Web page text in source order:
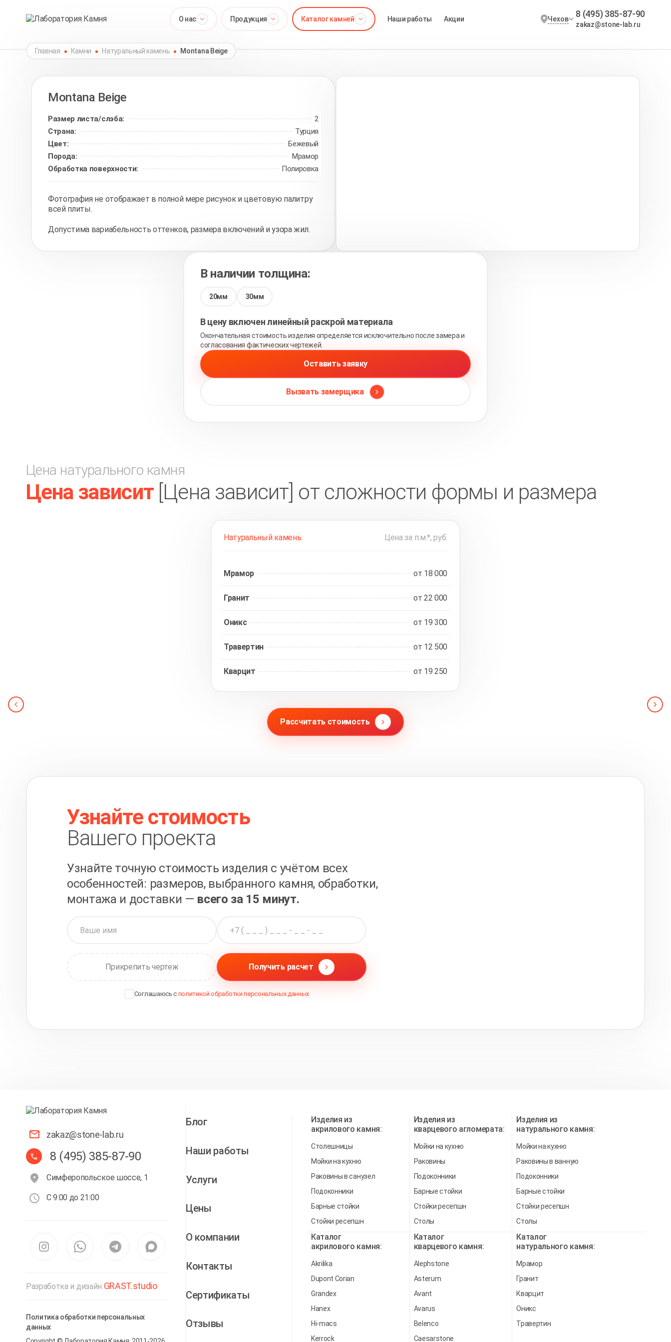
О нас Продукция Каталог камней Наши работы Акции Чехов 8 (495) 385-87-90
zakaz@stone-lab.ru
Главная Камни Натуральный камень Montana Beige
Montana Beige
Размер листа/слэба:
2
Страна:
Турция
Цвет:
Бежевый
Порода:
Мрамор
Обработка поверхности:
Полировка
Фотография не отображает в полной мере рисунок и цветовую палитру
всей плиты.
Допустима вариабельность оттенков, размера включений и узора жил.
В наличии толщина:
20мм 30мм
В цену включен линейный раскрой материала
Окончательная стоимость изделия определяется исключительно после замера и
согласования фактических чертежей.
Оставить заявку
Вызвать замерщика
Цена натурального камня
Цена зависит[Цена зависит] от сложности формы и размера
Натуральный камень: Цена за п.м.*, руб.
Мрамор от 18 000
Гранит от 22 000
Оникс от 19 300
Травертин от 12 500
Кварцит от 19 250
Рассчитать стоимость
Узнайте стоимость
Вашего проекта
Узнайте точную стоимость изделия с учётом всех
особенностей: размеров, выбранного камня, обработки,
монтажа и доставки — всего за 15 минут.
Прикрепить чертеж Получить расчет
Соглашаюсь с политикой обработки персональных данных
zakaz@stone-lab.ru
8 (495) 385-87-90
Симферопольское шоссе, 1
С 9:00 до 21:00
Разработка и дизайн GRAST.studio
Политика обработки персональных
данных
Блог
Наши работы
Услуги
Цены
О компании
Контакты
Cертификаты
Отзывы
Изделия из
акрилового камня:
Столешницы
Мойки на кухню
Раковины в санузел
Подоконники
Барные стойки
Стойки ресепшн
Изделия из
кварцевого агломерата:
Мойки на кухню
Раковины
Подоконники
Барные стойки
Стойки ресепшн
Столы
Изделия из
натурального камня:
Мойки на кухню
Раковины в ванную
Подоконники
Барные стойки
Стойки ресепшн
Столы
Каталог
акрилового камня:
Akrilika
Dupont Corian
Grandex
Hanex
Hi-macs
Kerrock
Каталог
кварцевого камня:
Alephstone
Asterum
Avant
Avarus
Belenco
Caesarstone
Каталог
натурального камня:
Мрамор
Гранит
Кварцит
Оникс
Травертин